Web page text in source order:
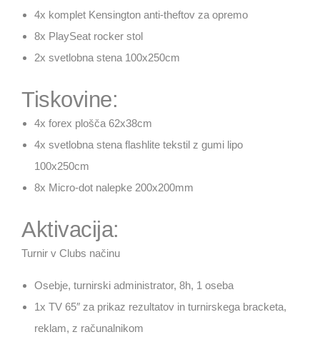
4x komplet Kensington anti-theftov za opremo
8x PlaySeat rocker stol
2x svetlobna stena 100x250cm
Tiskovine:
4x forex plošča 62x38cm
4x svetlobna stena flashlite tekstil z gumi lipo
100x250cm
8x Micro-dot nalepke 200x200mm
Aktivacija:
Turnir v Clubs načinu
Osebje, turnirski administrator, 8h, 1 oseba
1x TV 65″ za prikaz rezultatov in turnirskega bracketa,
reklam, z računalnikom